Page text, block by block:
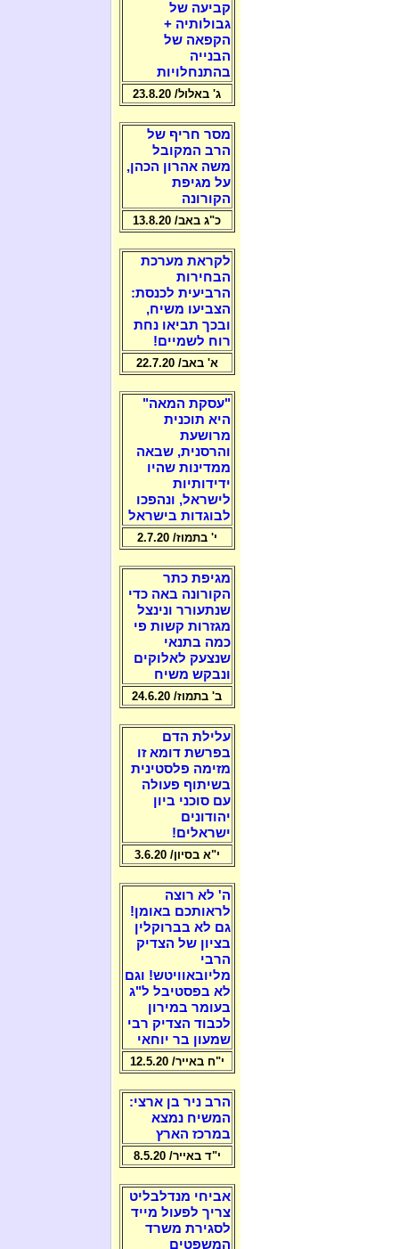
קביעה של
גבולותיה +
הקפאה של
הבנייה
בהתנחלויות
ג' באלול/ 23.8.20
מסר חריף של
הרב המקובל
משה אהרון הכהן,
על מגיפת
הקורונה
כ"ג באב/ 13.8.20
לקראת מערכת
הבחירות
הרביעית לכנסת:
הצביעו משיח,
ובכך תביאו נחת
רוח לשמיים!
א' באב/ 22.7.20
"עסקת המאה"
היא תוכנית
מרושעת
והרסנית, שבאה
ממדינות שהיו
ידידותיות
לישראל, ונהפכו
לבוגדות בישראל
י' בתמוז/ 2.7.20
מגיפת כתר
הקורונה באה כדי
שנתעורר ונינצל
מגזרות קשות פי
כמה בתנאי
שנצעק לאלוקים
ונבקש משיח
ב' בתמוז/ 24.6.20
עלילת הדם
בפרשת דומא זו
מזימה פלסטינית
בשיתוף פעולה
עם סוכני ביון
יהודונים
ישראלים!
י"א בסיון/ 3.6.20
ה' לא רוצה
לראותכם באומן!
גם לא בברוקלין
בציון של הצדיק
הרבי
מליובאוויטש! וגם
לא בפסטיבל ל"ג
בעומר במירון
לכבוד הצדיק רבי
שמעון בר יוחאי
י"ח באייר/ 12.5.20
הרב ניר בן ארצי:
המשיח נמצא
במרכז הארץ
י"ד באייר/ 8.5.20
אביחי מנדלבליט
צריך לפעול מייד
לסגירת משרד
המשפטים